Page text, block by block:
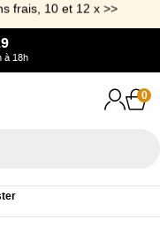
frais, 10 et 12 x >>
à 18h
0